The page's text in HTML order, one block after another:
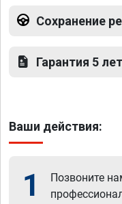
Сохранение
Гарантия 5 лет
Ваши действия:
1 Позвоните